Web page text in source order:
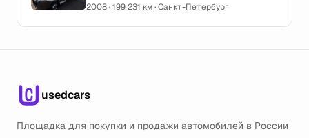
2008 · 199 231 км · Санкт-Петербург
usedcars
Площадка для покупки и продажи автомобилей в России